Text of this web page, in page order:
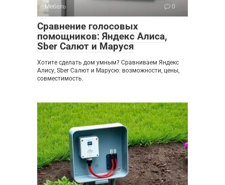
Мебель 0
Сравнение голосовых
помощников: Яндекс Алиса,
Sber Салют и Маруся
Хотите сделать дом умным? Сравниваем Яндекс
Алису, Sber Салют и Марусю: возможности, цены,
совместимость.